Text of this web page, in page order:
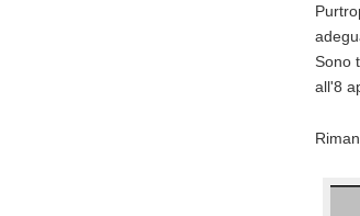
Sono
all'8